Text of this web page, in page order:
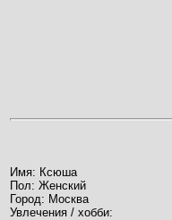
Имя: Ксюша
Пол: Женский
Город: Москва
Увлечения / хобби: